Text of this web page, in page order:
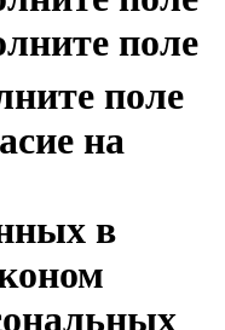
поле
поле
на
в